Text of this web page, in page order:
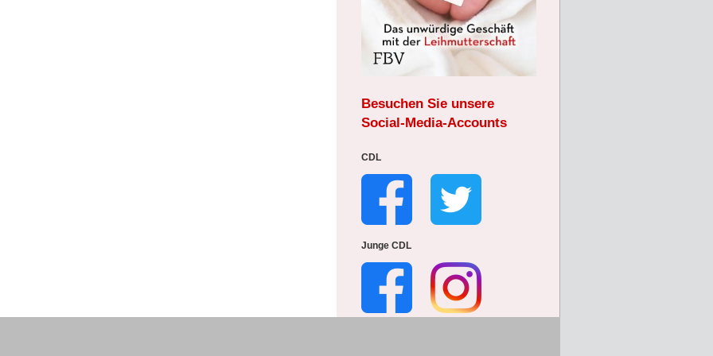
Besuchen Sie unsere
Social-Media-Accounts
CDL
Junge CDL